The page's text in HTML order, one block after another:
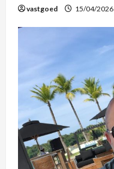
vastgoed 15/04/2026